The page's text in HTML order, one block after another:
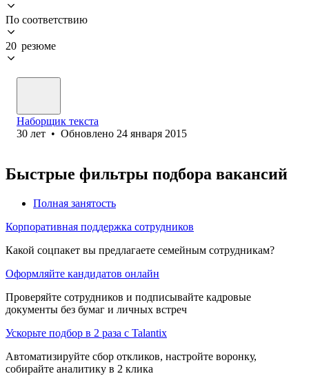
По соответствию
20 резюме
Наборщик текста
30 лет • Обновлено 24 января 2015
Быстрые фильтры подбора вакансий
Полная занятость
Корпоративная поддержка сотрудников
Какой соцпакет вы предлагаете семейным сотрудникам?
Оформляйте кандидатов онлайн
Проверяйте сотрудников и подписывайте кадровые
документы без бумаг и личных встреч
Ускорьте подбор в 2 раза с Talantix
Автоматизируйте сбор откликов, настройте воронку,
собирайте аналитику в 2 клика